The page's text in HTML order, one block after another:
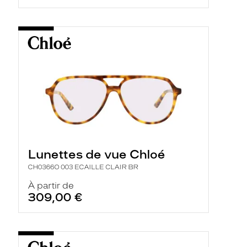
Lunettes de vue Chloé
CH0366O 003 ECAILLE CLAIR BR
À partir de
309,00 €